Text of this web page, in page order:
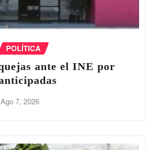
POLÍTICA
ante el INE por
Ago 7, 2026